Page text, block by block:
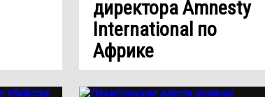
директора Amnesty
International по
Африке